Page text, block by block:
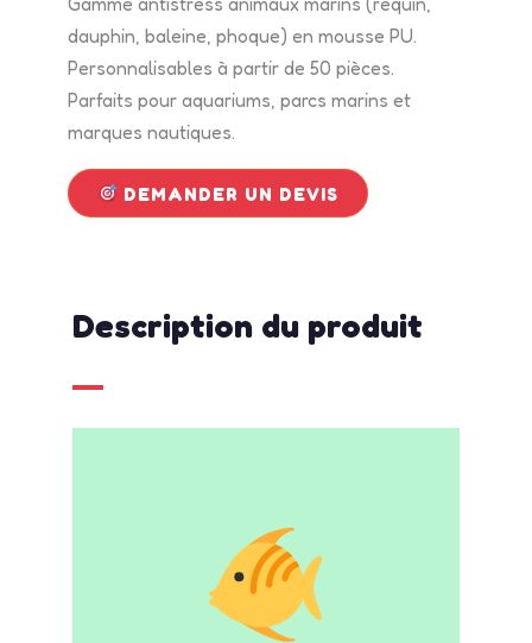
dauphin, baleine, phoque) en mousse PU.
Personnalisables à partir de 50 pièces.
Parfaits pour aquariums, parcs marins et
marques nautiques.
DEMANDER UN DEVIS
Description du produit